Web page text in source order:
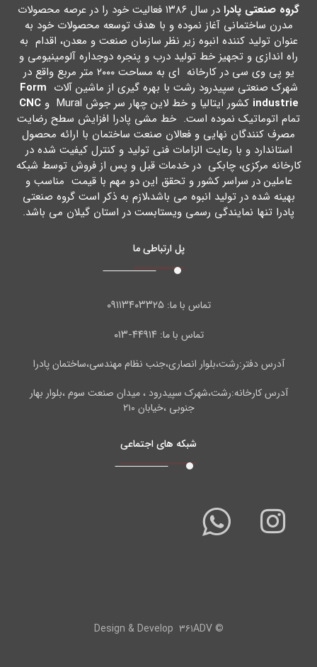
گروه صنعتی پادرا
در سال ۱۳۸۶ فعالیت خود را در عرصه محصولات
مدرن ساختمانی آغاز نموده و با هدف توسعه محصولات خود به
عنوان تولید کننده انبوه زیر نظر سازمان صنعت و معدن، اقدام به
راه اندازي و تجهیز خط تولید درب و پنجره دوجداره آلومینیومی و
یو پی وي سی در کارخانه اي به مساحت ۲۰۰۰ متر مربع واقع در
شهرك صنعتی سپیدرود رشت با بهره گیري از ماشین آلات Form
industrie کشور ایتالیا و خط لاین چهار سر جوش Mural و
CNC
تمام اتوماتیک نموده است. خط مشی پادرا افزایش سطح رضایت
مصرف کنندگان نهایی و فعالان صنعت ساختمان با ارائه محصول
استاندارد و با رعایت الزامات فنی تولید و کنترل کیفیت شده در
کارخانه مرکزي، چابکی در خدمات قبل و پس از فروش توسط شبکه
عاملین در سراسر کشور و تحقق این دو مهم با قیمت مناسب و
بهینه شده در تولید انبوه می باشد،لازم به ذکر است گروه صنعتی
پادرا تنها نمایندگی رسمی ویستابست در استان گیلان می باشد.
پل ارتباطی ما
تماس با ما:۰۹۱۱۳۴۰۳۳۲۵
تماس با ما: ۴۴۹۱۴-۰۱۳
آدرس دفتر:رشت،بلوار انصاری،جنب نظام مهندسی،ساختمان پادرا
آدرس کارخانه:رشت،شهرک سپیدرود ، میدان صنعت سوم ،بلوار بهار
جنوبی ،خیابان ۲۱۰
شبکه های اجتماعی
© Design & Develop۳۶۱ADV